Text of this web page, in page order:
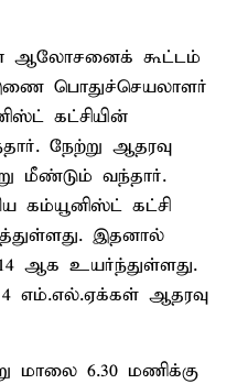
ஆலோசனைக் கூட்டம்
பொதுச்செயலாளர்
கட்சியின்
நேற்று ஆதரவு
மீண்டும் வந்தார்.
கம்யூனிஸ்ட் கட்சி
இதனால்
ஆக உயர்ந்துள்ளது.
எம்.எல்.ஏக்கள் ஆதரவு
6.30 மணிக்கு